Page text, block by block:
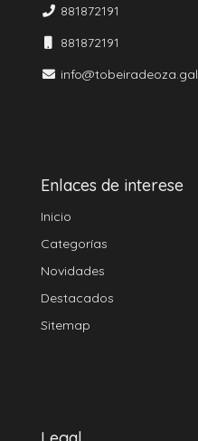
881872191
881872191
info@tobeiradeoza.gal
Enlaces de interese
Inicio
Categorías
Novidades
Destacados
Sitemap